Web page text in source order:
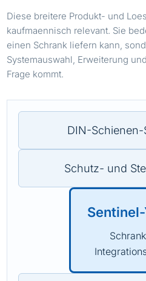
Diese breitere Produkt- und
kaufmaennisch relevant. Sie
einen Schrank liefern kann,
Systemauswahl, Erweiterung
Frage kommt.
DIN-Schienen-
Schutz- und